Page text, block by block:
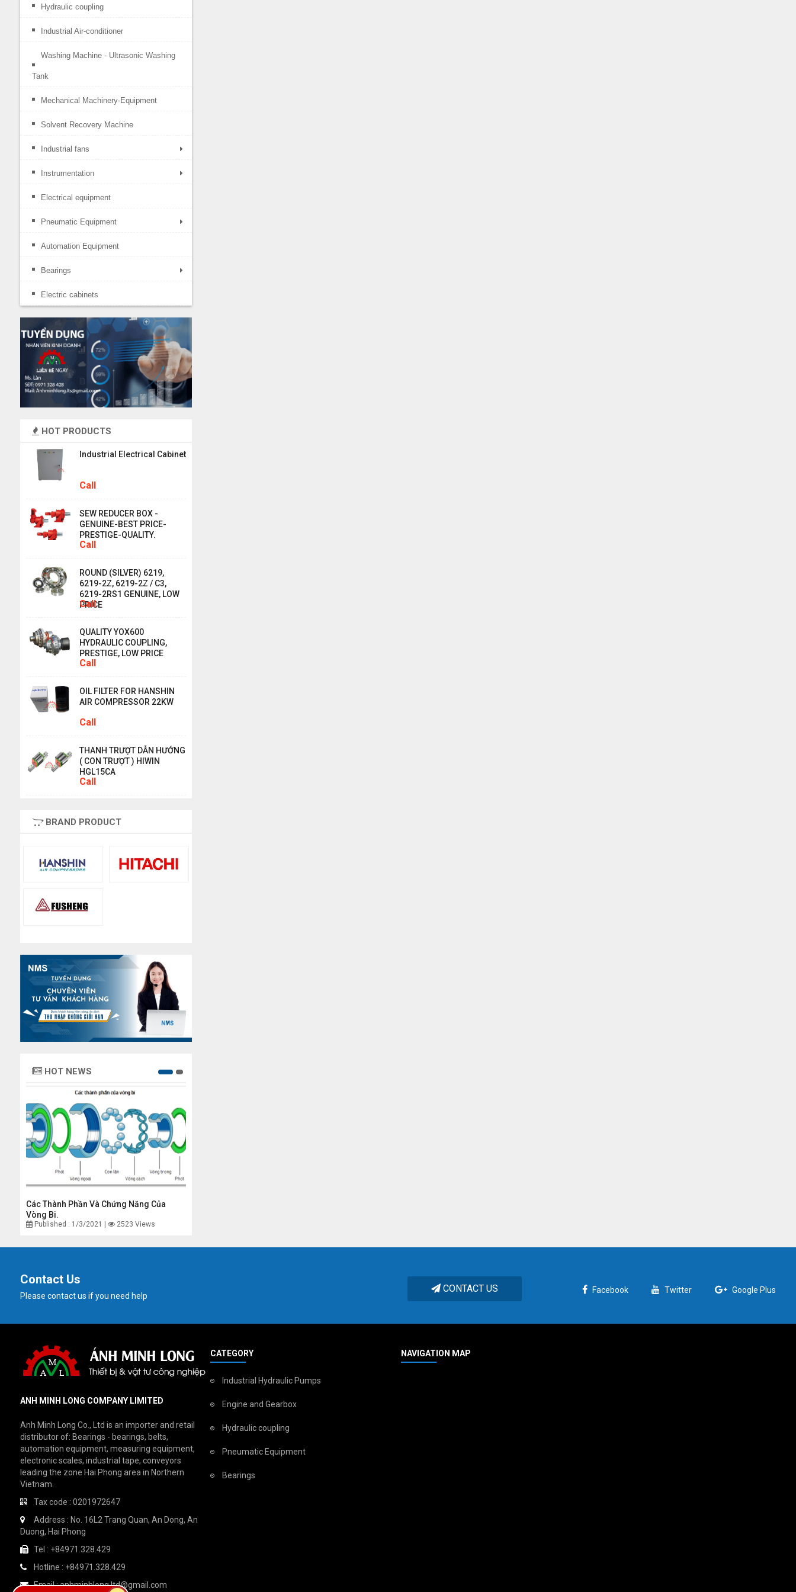
Hydraulic coupling
Industrial Air-conditioner
Washing Machine - Ultrasonic Washing
Tank
Mechanical Machinery-Equipment
Solvent Recovery Machine
Industrial fans
Instrumentation
Electrical equipment
Pneumatic Equipment
Automation Equipment
Bearings
Electric cabinets
HOT PRODUCTS
Industrial Electrical Cabinet
Call
SEW REDUCER BOX -
GENUINE-BEST PRICE-
PRESTIGE-QUALITY.
Call
ROUND (SILVER) 6219,
6219-2Z, 6219-2Z / C3,
6219-2RS1 GENUINE, LOW
PRICE
Call
QUALITY YOX600
HYDRAULIC COUPLING,
PRESTIGE, LOW PRICE
Call
OIL FILTER FOR HANSHIN
AIR COMPRESSOR 22KW
Call
THANH TRƯỢT DẪN HƯỚNG
( CON TRƯỢT ) HIWIN
HGL15CA
Call
BRAND PRODUCT
HOT NEWS
Các Thành Phần Và Chứng Năng Của
Vòng Bi.
Published : 1/3/2021 | 2523 Views
Contact Us
Please contact us if you need help
CONTACT US Facebook Twitter Google Plus
ANH MINH LONG COMPANY LIMITED
Anh Minh Long Co., Ltd is an importer and retail
distributor of: Bearings - bearings, belts,
automation equipment, measuring equipment,
electronic scales, industrial tape, conveyors
leading the zone Hai Phong area in Northern
Vietnam.
Tax code : 0201972647
Address : No. 16L2 Trang Quan, An Dong, An
Duong, Hai Phong
Tel : +84971.328.429
Hotline : +84971.328.429
Email : anhminhlong.ltd@gmail.com
CATEGORY
Industrial Hydraulic Pumps
Engine and Gearbox
Hydraulic coupling
Pneumatic Equipment
Bearings
NAVIGATION MAP